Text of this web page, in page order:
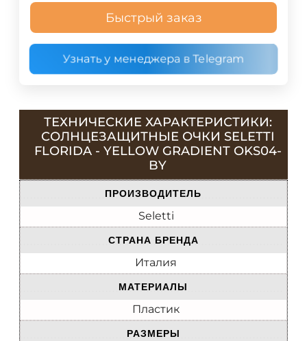
Быстрый заказ
Узнать у менеджера в Telegram
ТЕХНИЧЕСКИЕ ХАРАКТЕРИСТИКИ:
СОЛНЦЕЗАЩИТНЫЕ ОЧКИ SELETTI
FLORIDA - YELLOW GRADIENT OKS04-
BY
ПРОИЗВОДИТЕЛЬ
Seletti
СТРАНА БРЕНДА
Италия
МАТЕРИАЛЫ
Пластик
РАЗМЕРЫ